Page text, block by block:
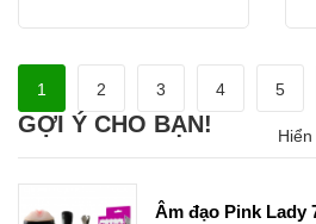
1 2 3 4 5
GỢI Ý CHO BẠN!
Âm đạo Pink Lady